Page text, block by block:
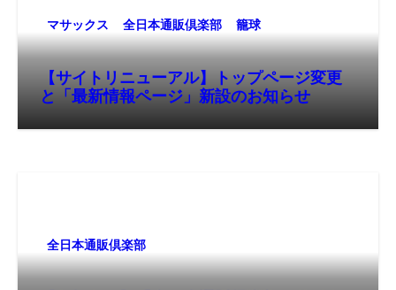
マサックス 全日本通販倶楽部 籠球
【サイトリニューアル】トップページ変更
と「最新情報ページ」新設のお知らせ
全日本通販倶楽部